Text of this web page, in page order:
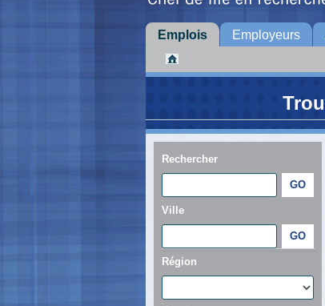
Emplois Employeurs
Rechercher
Ville
Région